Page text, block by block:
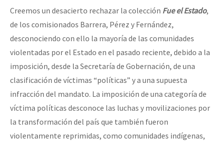
Creemos un desacierto rechazar la colección Fue el Estado,
de los comisionados Barrera, Pérez y Fernández,
desconociendo con ello la mayoría de las comunidades
violentadas por el Estado en el pasado reciente, debido a la
imposición, desde la Secretaría de Gobernación, de una
clasificación de víctimas “políticas” y a una supuesta
infracción del mandato. La imposición de una categoría de
víctima políticas desconoce las luchas y movilizaciones por
la transformación del país que también fueron
violentamente reprimidas, como comunidades indígenas,